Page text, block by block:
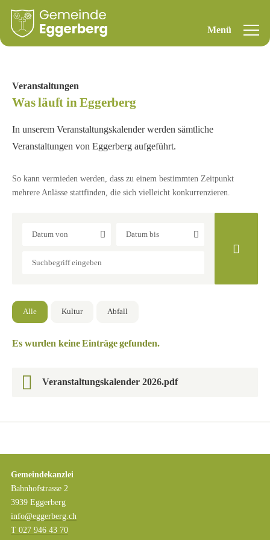
Veranstaltungen
Was läuft in Eggerberg
In unserem Veranstaltungskalender werden sämtliche
Veranstaltungen von Eggerberg aufgeführt.
So kann vermieden werden, dass zu einem bestimmten Zeitpunkt
mehrere Anlässe stattfinden, die sich vielleicht konkurrenzieren.
Alle Kultur Abfall
Es wurden keine Einträge gefunden.
Veranstaltungskalender 2026.pdf
Gemeindekanzlei
Bahnhofstrasse 2
3939 Eggerberg
info@eggerberg.ch
T 027 946 43 70